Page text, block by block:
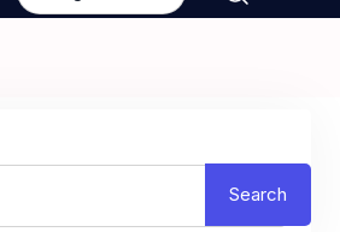
Search